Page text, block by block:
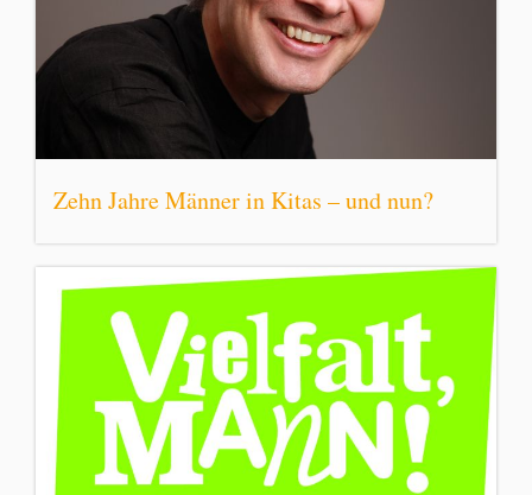
Zehn Jahre Männer in Kitas – und nun?